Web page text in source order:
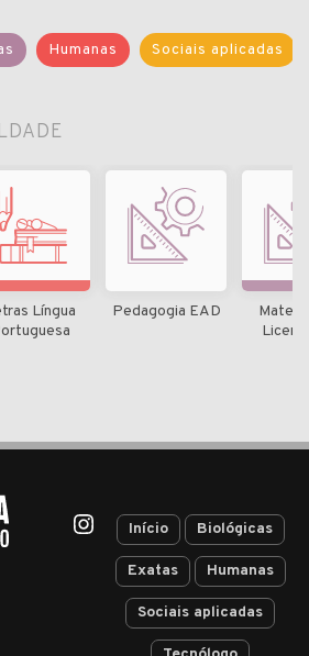
Humanas Sociais aplicadas
Língua
Pedagogia EAD
Início Biológicas
Exatas Humanas
Sociais aplicadas